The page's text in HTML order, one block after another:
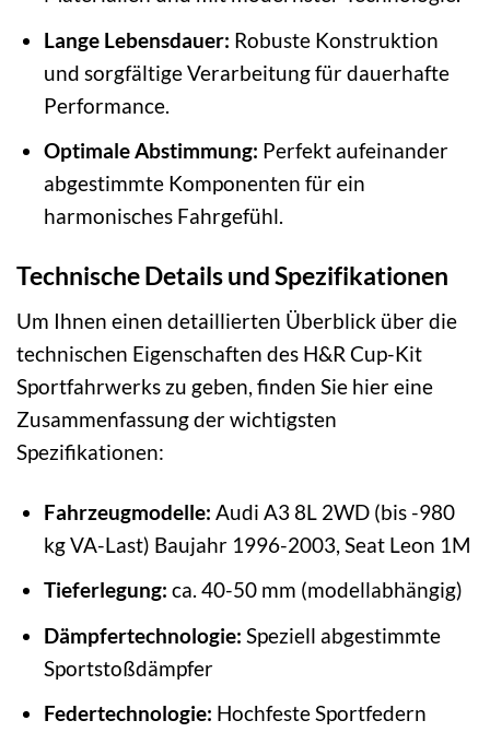
Lange Lebensdauer: Robuste Konstruktion
und sorgfältige Verarbeitung für dauerhafte
Performance.
Optimale Abstimmung: Perfekt aufeinander
abgestimmte Komponenten für ein
harmonisches Fahrgefühl.
Technische Details und Spezifikationen
Um Ihnen einen detaillierten Überblick über die
technischen Eigenschaften des H&R Cup-Kit
Sportfahrwerks zu geben, finden Sie hier eine
Zusammenfassung der wichtigsten
Spezifikationen:
Fahrzeugmodelle: Audi A3 8L 2WD (bis -980
kg VA-Last) Baujahr 1996-2003, Seat Leon 1M
Tieferlegung: ca. 40-50 mm (modellabhängig)
Dämpfertechnologie: Speziell abgestimmte
Sportstoßdämpfer
Federtechnologie: Hochfeste Sportfedern